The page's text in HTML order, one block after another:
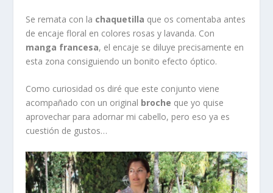
Se remata con la chaquetilla que os comentaba antes
de encaje floral en colores rosas y lavanda. Con
manga francesa, el encaje se diluye precisamente en
esta zona consiguiendo un bonito efecto óptico.
Como curiosidad os diré que este conjunto viene
acompañado con un original broche que yo quise
aprovechar para adornar mi cabello, pero eso ya es
cuestión de gustos…